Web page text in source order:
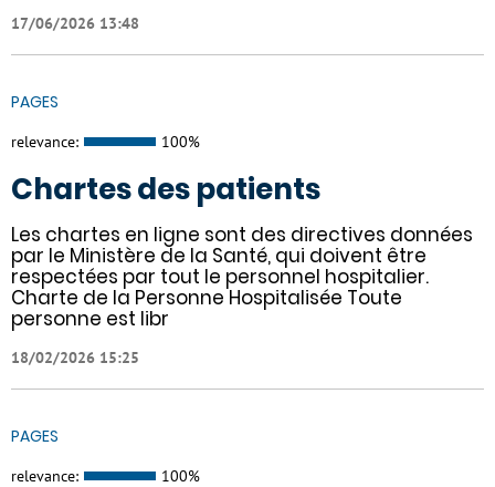
17/06/2026 13:48
PAGES
relevance: 100%
Chartes des patients
Les chartes en ligne sont des directives données
par le Ministère de la Santé, qui doivent être
respectées par tout le personnel hospitalier.
Charte de la Personne Hospitalisée Toute
personne est libr
18/02/2026 15:25
PAGES
relevance: 100%